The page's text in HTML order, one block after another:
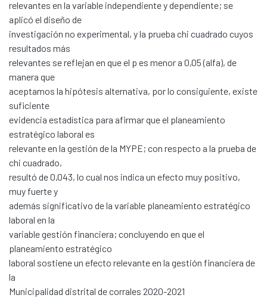
Communities & Collections
All of DSpace
Statistics
Contacto
Políticas
relevantes en la variable independiente y dependiente; se
aplicó el diseño de
investigación no experimental, y la prueba chi cuadrado cuyos
resultados más
relevantes se reflejan en que el p es menor a 0,05 (alfa), de
manera que
aceptamos la hipótesis alternativa, por lo consiguiente, existe
suficiente
evidencia estadística para afirmar que el planeamiento
estratégico laboral es
relevante en la gestión de la MYPE; con respecto a la prueba de
chi cuadrado,
resultó de 0,043, lo cual nos indica un efecto muy positivo,
muy fuerte y
además significativo de la variable planeamiento estratégico
laboral en la
variable gestión financiera; concluyendo en que el
planeamiento estratégico
laboral sostiene un efecto relevante en la gestión financiera de
la
Municipalidad distrital de corrales 2020-2021